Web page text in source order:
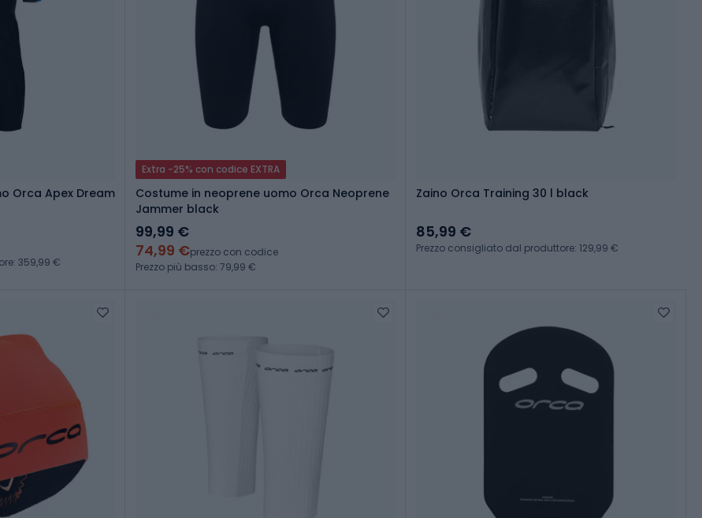
Orca Apex Dream
359,99 €
Extra -25% con codice EXTRA
Costume in neoprene uomo Orca Neoprene
Jammer black
99,99 €
74,99 €prezzo con codice
Prezzo più basso: 79,99 €
Zaino Orca Training 30 l black
85,99 €
Prezzo consigliato dal produttore: 129,99 €